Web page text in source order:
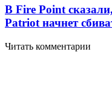
В Fire Point
Patriot начнет
Читать комментарии